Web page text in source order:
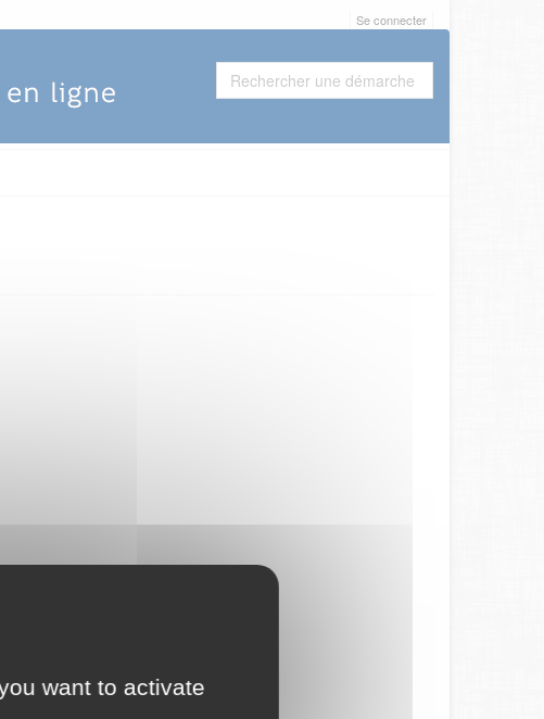
want to activate
Se connecter